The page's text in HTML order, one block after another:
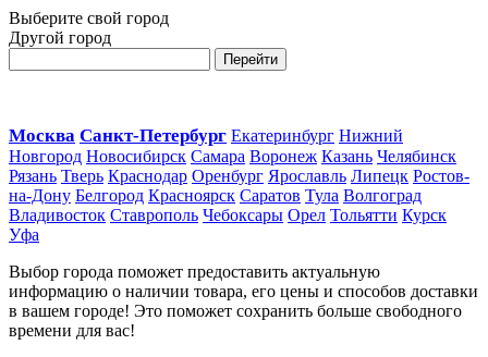
Выберите свой город
Другой город
Перейти
Москва Санкт-Петербург Екатеринбург Нижний
Новгород Новосибирск Самара Воронеж Казань Челябинск
Рязань Тверь Краснодар Оренбург Ярославль Липецк Ростов-
на-Дону Белгород Красноярск Саратов Тула Волгоград
Владивосток Ставрополь Чебоксары Орел Тольятти Курск
Уфа
Выбор города поможет предоставить актуальную
информацию о наличии товара, его цены и способов доставки
в вашем городе! Это поможет сохранить больше свободного
времени для вас!